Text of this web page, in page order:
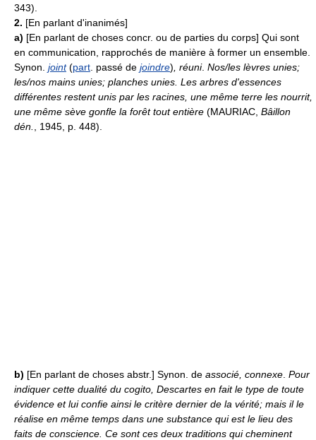
343).
2. [En parlant d'inanimés]
a) [En parlant de choses concr. ou de parties du corps] Qui sont
en communication, rapprochés de manière à former un ensemble.
Synon. joint(part . passé de joindre) , réuni. Nos/les lèvres unies;
les/nos mains unies; planches unies. Les arbres d'essences
différentes restent unis par les racines, une même terre les nourrit,
une même sève gonfle la forêt tout entière (MAURIAC, Bâillon
dén.
, 1945, p. 448).
b) [En parlant de choses abstr.] Synon. de associé, connexe Pour
indiquer cette dualité du cogito, Descartes en fait le type de toute
évidence et lui confie ainsi le critère dernier de la vérité; mais il le
réalise en même temps dans une substance qui est le lieu des
faits de conscience. Ce sont ces deux traditions qui cheminent